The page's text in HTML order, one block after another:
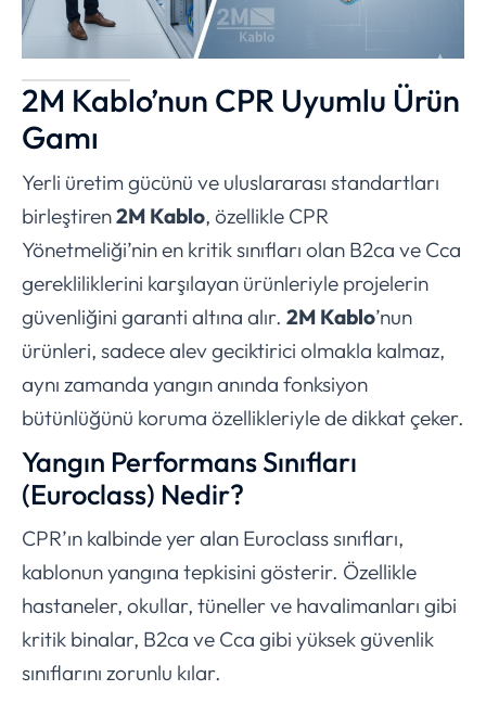
2M Kablo’nun CPR Uyumlu Ürün
Gamı
Yerli üretim gücünü ve uluslararası standartları
birleştiren2M Kablo, özellikle CPR
Yönetmeliği’nin en kritik sınıfları olan B2ca ve Cca
gerekliliklerini karşılayan ürünleriyle projelerin
güvenliğini garanti altına alır. 2M Kablo’nun
ürünleri, sadece alev geciktirici olmakla kalmaz,
aynı zamanda yangın anında fonksiyon
bütünlüğünü koruma özellikleriyle de dikkat çeker.
Yangın Performans Sınıfları
(Euroclass) Nedir?
CPR’ın kalbinde yer alan Euroclass sınıfları,
kablonun yangına tepkisini gösterir. Özellikle
hastaneler, okullar, tüneller ve havalimanları gibi
kritik binalar, B2ca ve Cca gibi yüksek güvenlik
sınıflarını zorunlu kılar.